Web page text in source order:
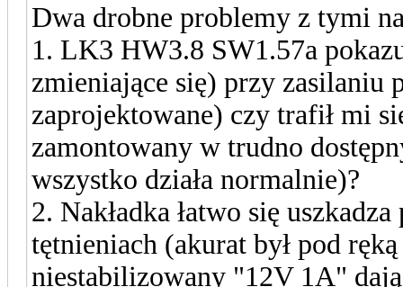
Dwa drobne problemy z tymi
1. LK3 HW3.8 SW1.57a
zmieniające się) przy zasilaniu
zaprojektowane) czy trafił mi
zamontowany w trudno
wszystko działa normalnie)?
2. Nakładka łatwo się
tętnieniach (akurat był pod
niestabilizowany "12V 1A"